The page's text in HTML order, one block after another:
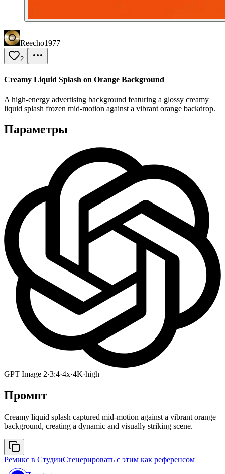
Reecho1977
2
Creamy Liquid Splash on Orange Background
A high-energy advertising background featuring a glossy creamy
liquid splash frozen mid-motion against a vibrant orange backdrop.
Параметры
GPT Image 2·3:4·4x·4K·high
Промпт
Creamy liquid splash captured mid-motion against a vibrant orange
background, creating a dynamic and visually striking scene.
Ремикс в СтудииСгенерировать с этим как референсом